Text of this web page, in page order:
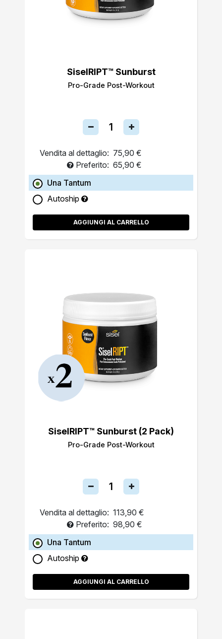
SiselRIPT™ Sunburst
Pro-Grade Post-Workout
Vendita al dettaglio: 75,90 €
Preferito: 65,90 €
Una Tantum
Autoship
AGGIUNGI AL CARRELLO
SiselRIPT™ Sunburst (2 Pack)
Pro-Grade Post-Workout
Vendita al dettaglio: 113,90 €
Preferito: 98,90 €
Una Tantum
Autoship
AGGIUNGI AL CARRELLO